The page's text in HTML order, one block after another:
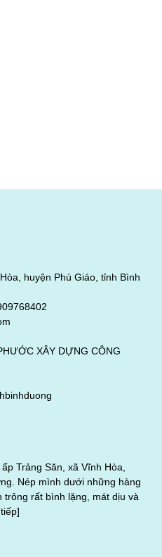
huyện Phú Giáo, tỉnh Bình
XÂY DỰNG CÔNG
Trảng Săn, xã Vĩnh Hòa,
Nép mình dưới những hàng
rất bình lặng, mát dịu và